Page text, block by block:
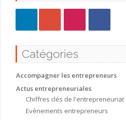
Catégories
Accompagner les entrepreneurs
Actus entrepreneuriales
Chiffres clés de l'entrepreneuriat
Evènements entrepreneurs